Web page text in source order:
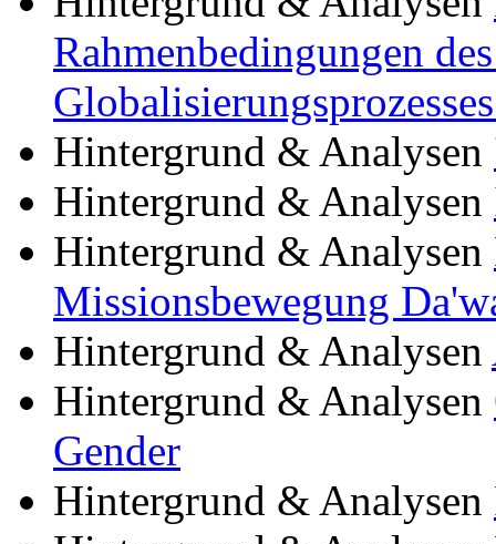
Rahmenbedingungen
Hintergrund & Analysen
Hintergrund & Analysen
Hintergrund & Analysen
Missionsbewegung
Hintergrund & Analysen
Hintergrund & Analysen
Gender
Hintergrund & Analysen